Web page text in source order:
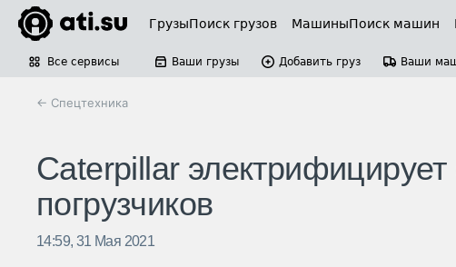
ГрузыПоиск грузов МашиныПоиск машин
Все сервисы Ваши грузы Добавить груз Ваши
← Спецтехника
Caterpillar
погрузчиков
14:59, 31 Мая 2021